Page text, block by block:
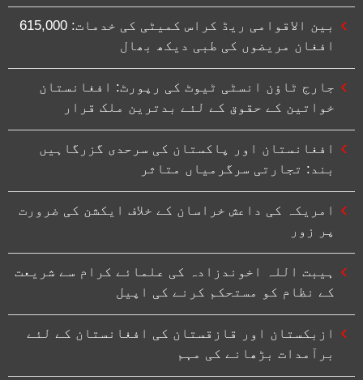
بین الاقوامی ریڈ کراس کمیٹی کی خدمات: 615,000
افغان مریضوں کی طبی دیکھ بھال
جارج ٹاؤن انسٹی ٹیوٹ کی رپورٹ: افغانستان
خواتین کے حقوق کے لئے بدترین ملک قرار
افغانستان اور پاکستان کی سرحدی گزرگاہیں
بند: تجارتی سرگرمیاں متاثر
امریکہ کی داعش خراسان کے خلاف ایکشن کی ضرورت
پر زور
ہیبت اللہ اخوندزادہ کی علمائے کرام سے شریعت
کے نظام کو مستحکم کرنے کی اپیل
ازبکستان اور قازقستان کی افغانستان کے لئے
برآمدات بڑھانے کی مہم